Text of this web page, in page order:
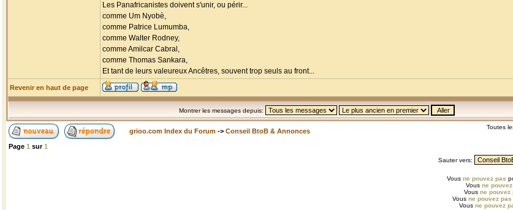
Les Panafricanistes doivent s'unir, ou périr...
comme Um Nyobè,
comme Patrice Lumumba,
comme Walter Rodney,
comme Amilcar Cabral,
comme Thomas Sankara,
Et tant de leurs valeureux Ancêtres, souvent trop seuls au front...
Revenir en haut de page
Montrer les messages depuis:
grioo.com Index du Forum -> Conseil BtoB & Annonces
Toutes
Page 1 sur1
Sauter vers:
Vous ne pouvez pas
Vous ne
Vous ne pouvez
Vous ne pouvez pas
Vous ne pouvez